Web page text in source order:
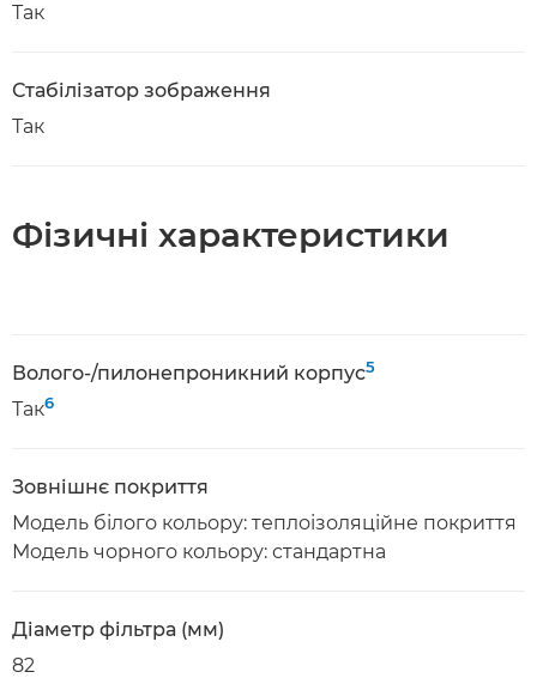
Так
Стабілізатор зображення
Так
Фізичні характеристики
Волого-/пилонепроникний корпус5
Так6
Зовнішнє покриття
Модель білого кольору: теплоізоляційне покриття
Модель чорного кольору: стандартна
Діаметр фільтра (мм)
82